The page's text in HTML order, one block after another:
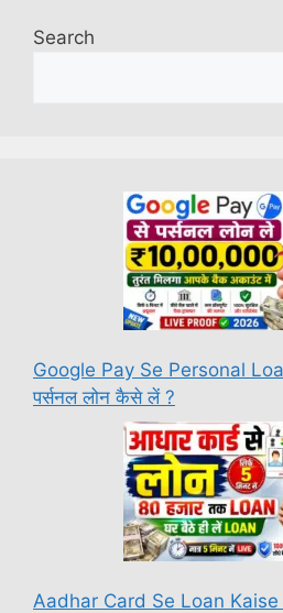
Search
Google Pay Se Personal
पर्सनल लोन कैसे लें ?
Aadhar Card Se Loan Kaise